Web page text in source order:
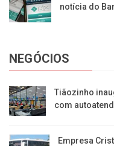
notícia do
NEGÓCIOS
Tiãozinho
com
Empresa